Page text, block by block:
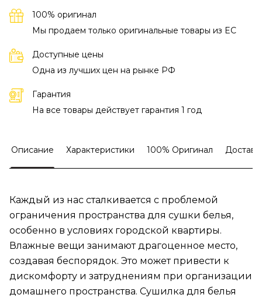
100% оригинал
Мы продаем только оригинальные товары из EC
Доступные цены
Одна из лучших цен на рынке РФ
Гарантия
На все товары действует гарантия 1 год
Описание Характеристики 100% Оригинал
Каждый из нас сталкивается с проблемой
ограничения пространства для сушки белья,
особенно в условиях городской квартиры.
Влажные вещи занимают драгоценное место,
создавая беспорядок. Это может привести к
дискомфорту и затруднениям при организации
домашнего пространства. Сушилка для белья